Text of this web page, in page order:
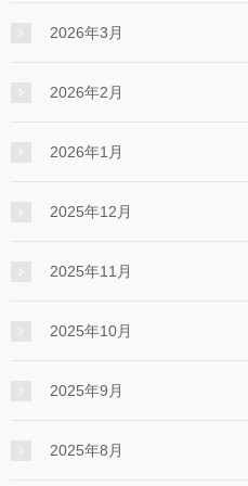
2026年3月
2026年2月
2026年1月
2025年12月
2025年11月
2025年10月
2025年9月
2025年8月